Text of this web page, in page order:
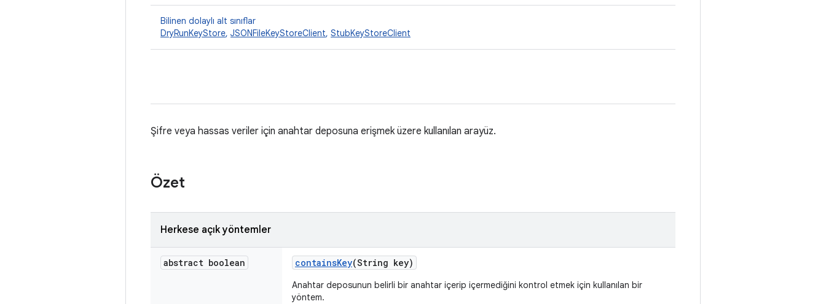
Bilinen dolaylı alt sınıflar
DryRunKeyStore, JSONFileKeyStoreClient, StubKeyStoreClient
Şifre veya hassas veriler için anahtar deposuna erişmek üzere kullanılan arayüz.
Özet
Herkese açık yöntemler
abstract boolean containsKey(String key)
Anahtar deposunun belirli bir anahtar içerip içermediğini kontrol etmek için kullanılan bir
yöntem.